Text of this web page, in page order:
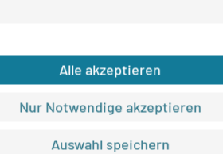
die jetzige Lösung die beste
ist.“
plant den Aufbau des
Universitätsmedizin Cottbus
die eng mit der BTU
kooperieren soll. Das IUC soll
Alle akzeptieren
Nur Notwendige akzeptieren
Auswahl speichern